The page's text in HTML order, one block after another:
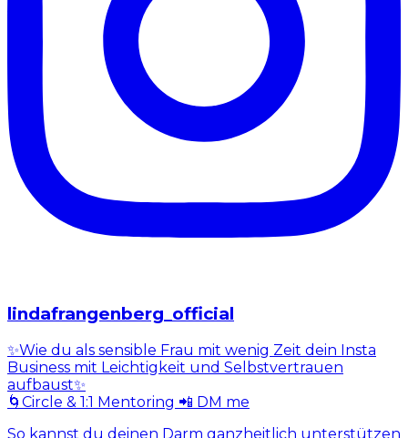
lindafrangenberg_official
✨Wie du als sensible Frau mit wenig Zeit dein Insta
Business mit Leichtigkeit und Selbstvertrauen
aufbaust✨
🌀Circle & 1:1 Mentoring 📲 DM me
So kannst du deinen Darm ganzheitlich unterstützen